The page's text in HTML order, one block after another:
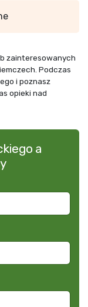
zainteresowanych
Podczas
i poznasz
opieki nad
a